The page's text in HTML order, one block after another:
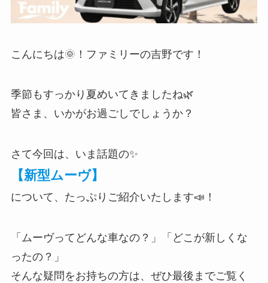
こんにちは🌞！ファミリーの吉野です！
季節もすっかり夏めいてきましたね🌿
皆さま、いかがお過ごしでしょうか？
さて今回は、いま話題の✨
【新型ムーヴ】
について、たっぷりご紹介いたします📣！
「ムーヴってどんな車なの？」「どこが新しくな
ったの？」
そんな疑問をお持ちの方は、ぜひ最後までご覧く